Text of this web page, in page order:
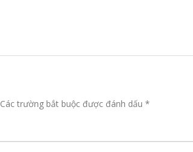
Các trường bắt buộc được đánh dấu *